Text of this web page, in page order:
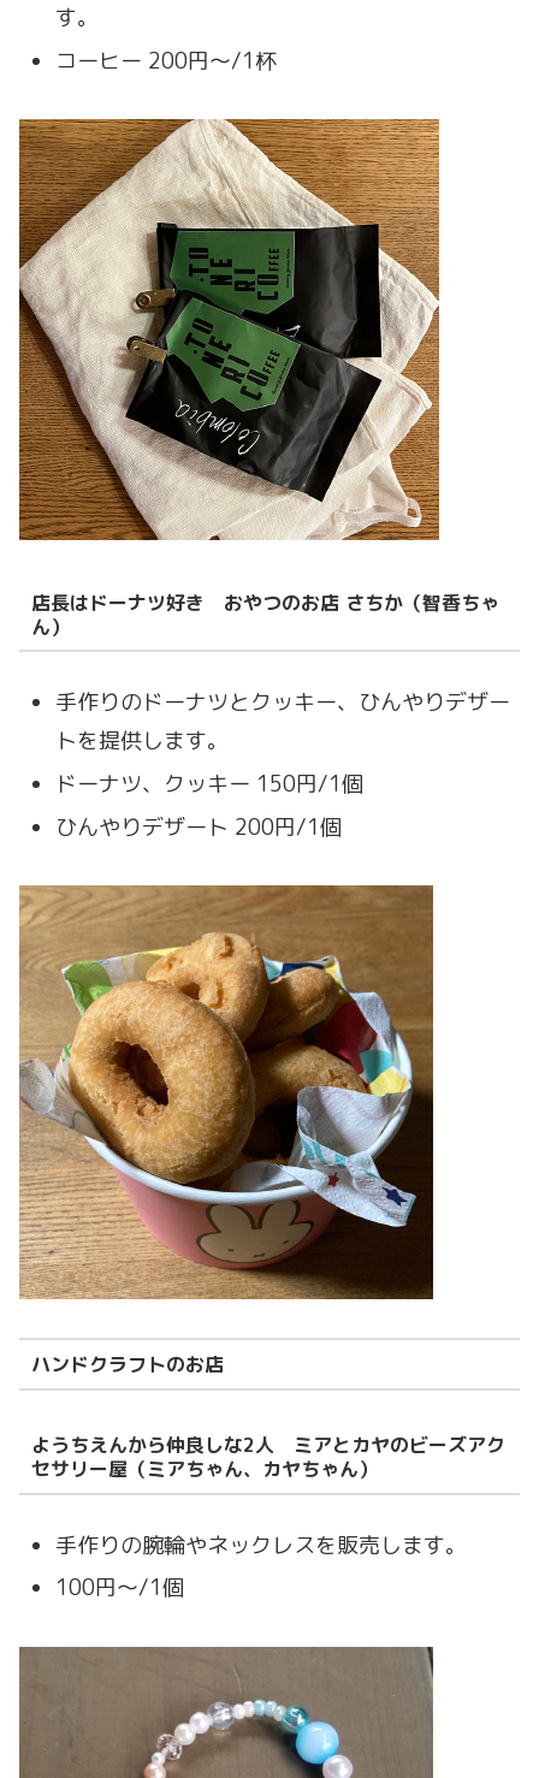
す。
コーヒー 200円〜/1杯
店⻑はドーナツ好き おやつのお店 さちか（智香ちゃ
ん）
手作りのドーナツとクッキー、ひんやりデザー
トを提供します。
ドーナツ、クッキー 150円/1個
ひんやりデザート 200円/1個
ハンドクラフトのお店
ようちえんから仲良しな2人 ミアとカヤのビーズアク
セサリー屋（ミアちゃん、カヤちゃん）
手作りの腕輪やネックレスを販売します。
100円〜/1個